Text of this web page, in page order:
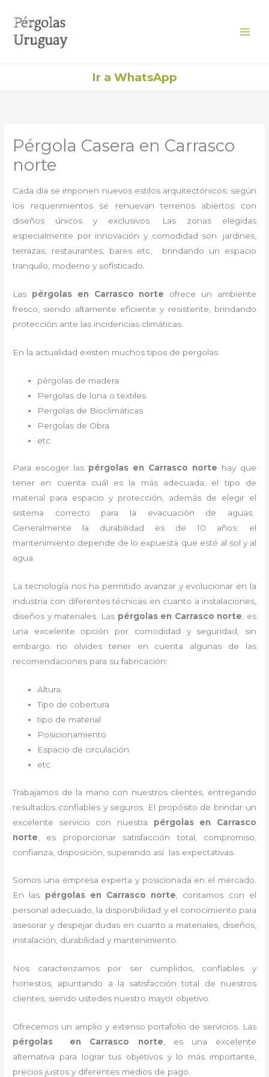
contenido
Ir a WhatsApp
Pérgola Casera en Carrasco
norte
Cada día se imponen nuevos estilos arquitectónicos; según
los requerimientos se renuevan terrenos abiertos con
diseños únicos y exclusivos. Las zonas elegidas
especialmente por innovación y comodidad son: jardines,
terrazas, restaurantes, bares etc, brindando un espacio
tranquilo, moderno y sofisticado.
Las pérgolas en Carrasco norte ofrece un ambiente
fresco, siendo altamente eficiente y resistente, brindando
protección ante las incidencias climáticas.
En la actualidad existen muchos tipos de pergolas
pérgolas de madera
Pergolas de lona o textiles
Pergolas de Bioclimáticas
Pergolas de Obra
etc
Para escoger las pérgolas en Carrasco norte hay que
tener en cuenta cuál es la más adecuada, el tipo de
material para espacio y protección, además de elegir el
sistema correcto para la evacuación de aguas.
Generalmente la durabilidad es de 10 años; el
mantenimiento depende de lo expuesta que esté al sol y al
agua.
La tecnología nos ha permitido avanzar y evolucionar en la
industria con diferentes técnicas en cuanto a instalaciones,
diseños y materiales. Las pérgolasen Carrasco norte , es
una excelente opción por comodidad y seguridad, sin
embargo no olvides tener en cuenta algunas de las
recomendaciones para su fabricación:
Altura
Tipo de cobertura
tipo de material
Posicionamiento
Espacio de circulación
etc
Trabajamos de la mano con nuestros clientes, entregando
resultados confiables y seguros. El propósito de brindar un
excelente servicio con nuestra pérgolas en Carrasco
norte , es proporcionar satisfacción total, compromiso,
confianza, disposición, superando así las expectativas.
Somos una empresa experta y posicionada en el mercado.
En las pérgolasen Carrasco norte, contamos con el
personal adecuado, la disponibilidad y el conocimiento para
asesorar y despejar dudas en cuanto a materiales, diseños,
instalación, durabilidad y mantenimiento.
Nos caracterizamos por ser cumplidos, confiables y
honestos, apuntando a la satisfacción total de nuestros
clientes, siendo ustedes nuestro mayor objetivo.
Ofrecemos un amplio y extenso portafolio de servicios. Las
pérgolas en Carrasco norte , es una excelente
alternativa para lograr tus objetivos y lo más importante,
precios justos y diferentes medios de pago.